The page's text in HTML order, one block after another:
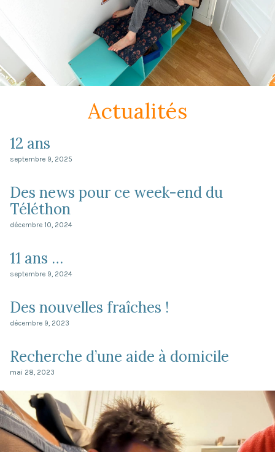
Actualités
12 ans
septembre 9, 2025
Des news pour ce week-end du
Téléthon
décembre 10, 2024
11 ans …
septembre 9, 2024
Des nouvelles fraîches !
décembre 9, 2023
Recherche d’une aide à domicile
mai 28, 2023